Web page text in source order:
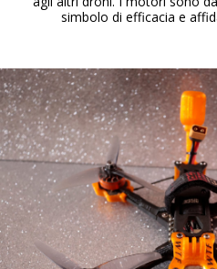
simbolo di efficacia e